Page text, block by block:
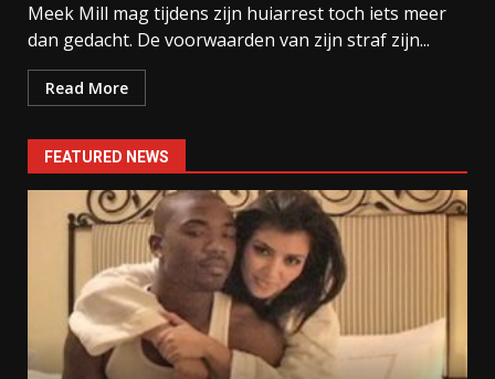
Meek Mill mag tijdens zijn huiarrest toch iets meer
dan gedacht. De voorwaarden van zijn straf zijn...
Read More
FEATURED NEWS